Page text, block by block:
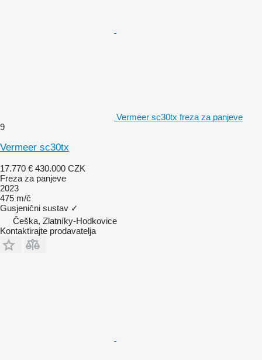
Vermeer sc30tx freza za panjeve
9
Vermeer sc30tx
17.770 € 430.000 CZK
Freza za panjeve
2023
475 m/č
Gusjenični sustav ✓
Češka, Zlatníky-Hodkovice
Kontaktirajte prodavatelja